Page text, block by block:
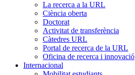
La recerca a la URL
Ciència oberta
Doctorat
Activitat de transferència
Càtedres URL
Portal de recerca de la URL
Oficina de recerca i innovació
Internacional